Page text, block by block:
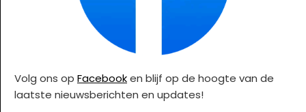
Volg ons op Facebooken blijf op de hoogte van de
laatste nieuwsberichten en updates!